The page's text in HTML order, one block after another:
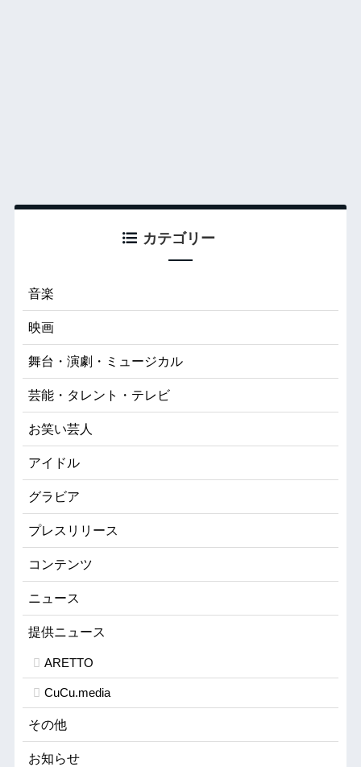
カテゴリー
音楽
映画
舞台・演劇・ミュージカル
芸能・タレント・テレビ
お笑い芸人
アイドル
グラビア
プレスリリース
コンテンツ
ニュース
提供ニュース
ARETTO
CuCu.media
その他
お知らせ